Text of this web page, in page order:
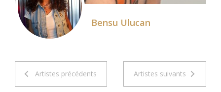
Bensu Ulucan
Artistes précédents Artistes suivants